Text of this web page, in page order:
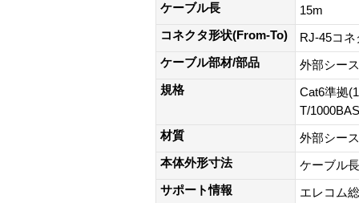
ケーブル長
15m
コネクタ形状(From-To)
RJ-45コ
ケーブル部材/部品
外部シー
規格
Cat6準拠
T/
材質
外部シー
本体外形寸法
ケーブル
サポート情報
エレコム